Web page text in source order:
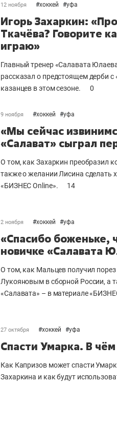
12 ноября #хоккей #уфа
Игорь Захаркин:
Ткачёва? Говорите
играю»
Главный тренер «Салавата
рассказал о предстоящем дерби
казанцев в этом сезоне.
0
9 ноября #хоккей #уфа
«Мы сейчас
«Салават» сыграл
О том, как Захаркин преобразил
также о желании Лисина сделать
«БИЗНЕС Online».
14
2 ноября #хоккей #уфа
«Спасибо боженьке,
новичке «Салавата
О том, как Мальцев получил
Лукояновым в сборной России, а
«Салавата» – в материале
27 октября #хоккей #уфа
Спасти Умарка. В
Как Капризов может спасти
Захаркина и как будут